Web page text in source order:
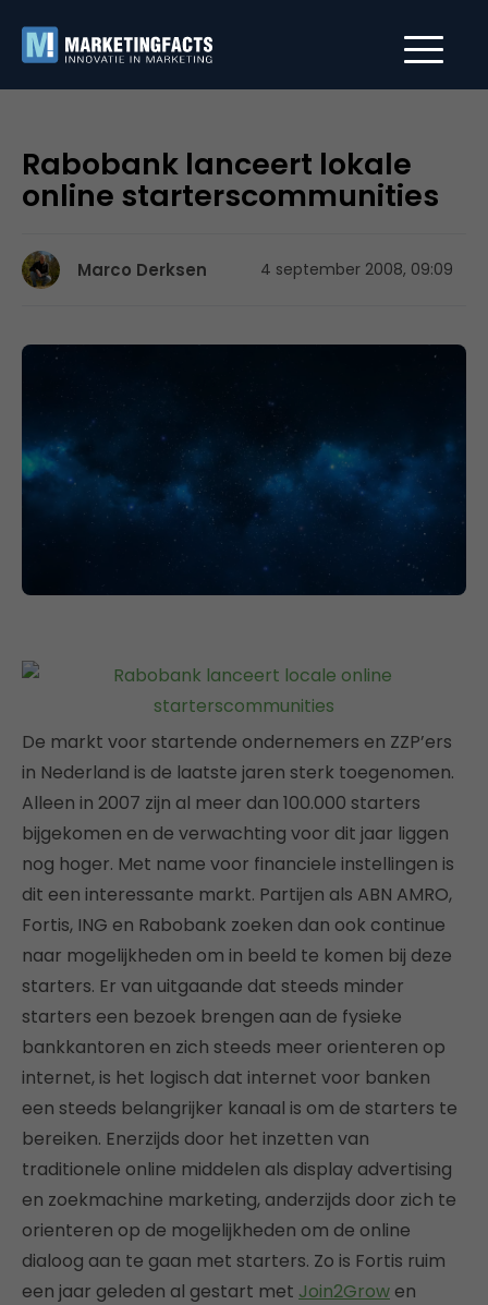
Rabobank lanceert lokale
online starterscommunities
Marco Derksen 4 september 2008, 09:09
De markt voor startende ondernemers en ZZP’ers
in Nederland is de laatste jaren sterk toegenomen.
Alleen in 2007 zijn al meer dan 100.000 starters
bijgekomen en de verwachting voor dit jaar liggen
nog hoger. Met name voor financiele instellingen is
dit een interessante markt. Partijen als ABN AMRO,
Fortis, ING en Rabobank zoeken dan ook continue
naar mogelijkheden om in beeld te komen bij deze
starters. Er van uitgaande dat steeds minder
starters een bezoek brengen aan de fysieke
bankkantoren en zich steeds meer orienteren op
internet, is het logisch dat internet voor banken
een steeds belangrijker kanaal is om de starters te
bereiken. Enerzijds door het inzetten van
traditionele online middelen als display advertising
en zoekmachine marketing, anderzijds door zich te
orienteren op de mogelijkheden om de online
dialoog aan te gaan met starters. Zo is Fortis ruim
een jaar geleden al gestart met Join2Grow en